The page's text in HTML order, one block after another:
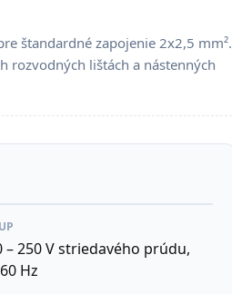
štandardné zapojenie 2x2,5 mm².
rozvodných lištách a nástenných
– 250 V striedavého prúdu,
Hz